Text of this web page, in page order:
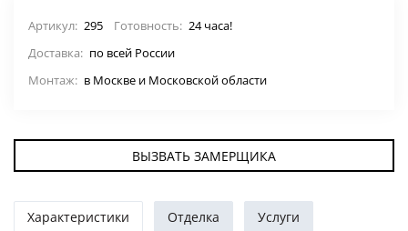
СТАВНИ НА ОКНА (22)
ДВЕРИ ПО ОСОБЕННОСТЯМ
ДВЕРИ С ТЕРМОРАЗРЫВОМ
ФОТО
Артикул: 295 Готовность: 24 часа!
Доставка: по всей России
Монтаж: в Москве и Московской области
ВЫЗВАТЬ ЗАМЕРЩИКА
Характеристики Отделка Услуги